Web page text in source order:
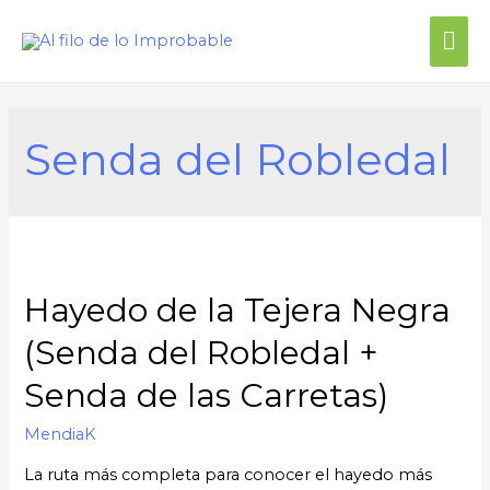
Senda del Robledal
Hayedo de la Tejera Negra
(Senda del Robledal +
Senda de las Carretas)
MendiaK
La ruta más completa para conocer el hayedo más